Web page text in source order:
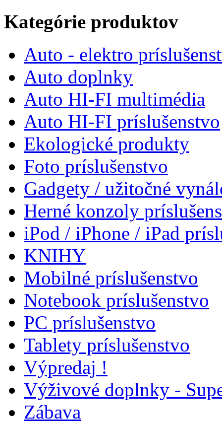
Kategórie produktov
Auto - elektro
Auto doplnky
Auto HI-FI multimédia
Auto HI-FI príslušenstvo
Ekologické produkty
Foto príslušenstvo
Gadgety / užitočné
Herné konzoly
iPod / iPhone / iPad
KNIHY
Mobilné príslušenstvo
Notebook príslušenstvo
PC príslušenstvo
Tablety príslušenstvo
Výpredaj !
Výživové doplnky -
Zábava